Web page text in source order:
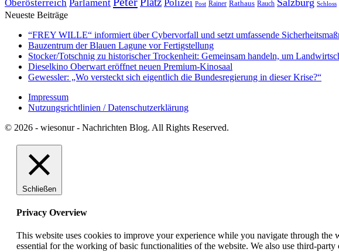
Oberösterreich Parlament Post Rainer Rathaus Rauch Schloss
Neueste Beiträge
“FREY WILLE“ informiert über Cybervorfall und setzt umfassende
Bauzentrum der Blauen Lagune vor Fertigstellung
Stocker/Totschnig zu historischer Trockenheit: Gemeinsam handeln, um
Dieselkino Oberwart eröffnet neuen Premium-Kinosaal
Gewessler: „Wo versteckt sich eigentlich die Bundesregierung in dieser Krise?“
Impressum
Nutzungsrichtlinien / Datenschutzerklärung
© 2026 - wiesonur - Nachrichten Blog. All Rights Reserved.
Schließen
Privacy Overview
This website uses cookies to improve your experience while you navigate through the
essential for the working of basic functionalities of the website. We also use third-